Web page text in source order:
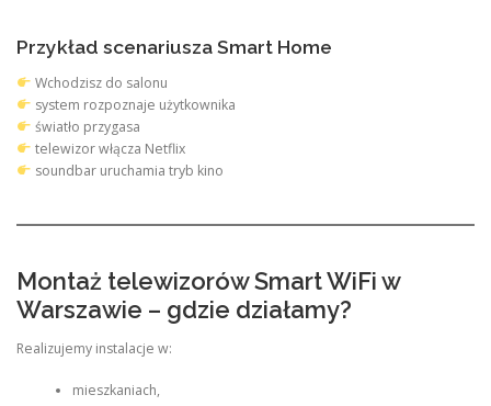
Przykład scenariusza Smart Home
Wchodzisz do salonu
system rozpoznaje użytkownika
światło przygasa
telewizor włącza Netflix
soundbar uruchamia tryb kino
Montaż telewizorów Smart WiFi w
Warszawie – gdzie działamy?
Realizujemy instalacje w:
mieszkaniach,